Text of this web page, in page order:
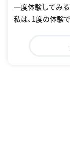
一度体験してみる
私は、1度の体験